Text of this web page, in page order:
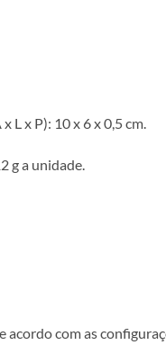
L x P): 10 x 6 x 0,5 cm.
g a unidade.
acordo com as